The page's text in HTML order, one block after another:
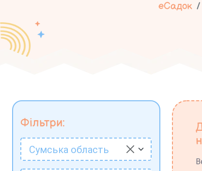
еСадок
Фільтри:
Сумська область